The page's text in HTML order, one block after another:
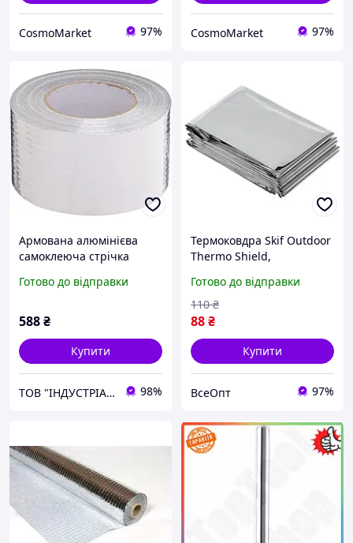
CosmoMarket 97% CosmoMarket 97%
Армована алюмінієва
самоклеюча стрічка
Готово до відправки
588₴
Купити
ТОВ "ІНДУСТРІАЛЬНІ РІШЕННЯ" 98%
Термоковдра Skif Outdoor
Thermo Shield,
Термоковдра, легка,
компактна, розмір 210 х
160 см
Готово до відправки
88₴
110 ₴
Купити
ВсеОпт 97%